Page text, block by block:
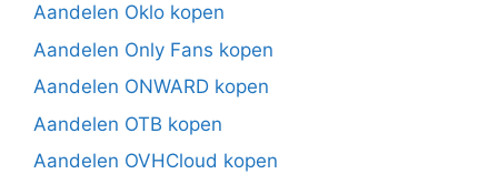
Aandelen Oklo kopen
Aandelen Only Fans kopen
Aandelen ONWARD kopen
Aandelen OTB kopen
Aandelen OVHCloud kopen